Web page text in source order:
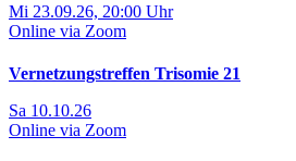
Mi 23.09.26, 20:00 Uhr
Online via Zoom
Vernetzungstreffen Trisomie 21
Sa 10.10.26
Online via Zoom